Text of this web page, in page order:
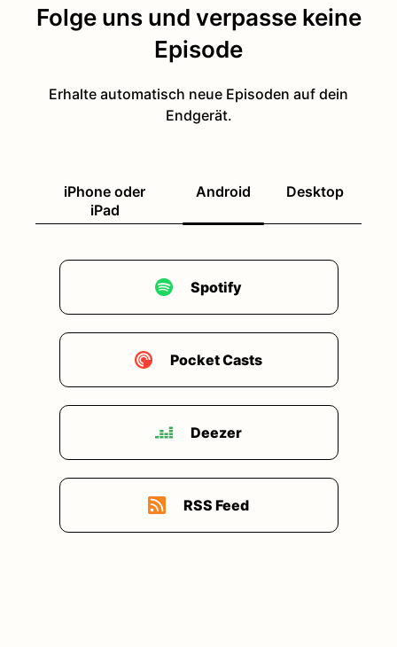
Folge uns und verpasse keine
Episode
Erhalte automatisch neue Episoden auf dein
Endgerät.
iPhone oder
iPad
Android Desktop
Spotify
Pocket Casts
Deezer
RSS Feed